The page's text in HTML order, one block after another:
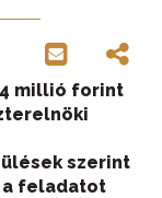
millió forint
szerint
a feladatot